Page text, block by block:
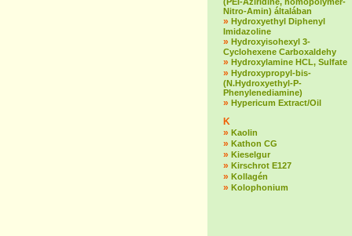
Nitro-Amin) általában
» Hydroxyethyl Diphenyl
Imidazoline
» Hydroxyisohexyl 3-
Cyclohexene Carboxaldehy
» Hydroxylamine HCL, Sulfate
» Hydroxypropyl-bis-
(N.Hydroxyethyl-P-
Phenylenediamine)
» Hypericum Extract/Oil
K
» Kaolin
» Kathon CG
» Kieselgur
» Kirschrot E127
» Kollagén
» Kolophonium